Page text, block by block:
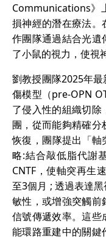
Communications》
損神經的潛在療法。
作團隊通過結合光遺
了小鼠的視力，使視
劉教授團隊2025年
傷模型（pre-OPN
了侵入性的組織切
團，從而能夠精確
恢復，團隊提出「軸
略:結合敲低脂代謝
CNTF，使軸突再生
至3個月 ; 透過表達
敏性，或增強突觸前
信號傳遞效率。這些
能環路重建中的關鍵